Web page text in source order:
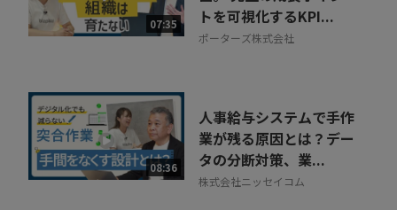
07:35
トを可視化するKPI...
ポーターズ株式会社
08:36
人事給与システムで手作
業が残る原因とは？デー
タの分断対策、業...
株式会社ニッセイコム